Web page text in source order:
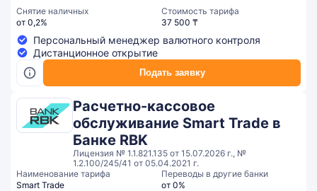
Снятие наличных
от 0,2%
Стоимость тарифа
37 500 ₸
Персональный менеджер валютного контроля
Дистанционное открытие
Подать заявку
Расчетно-кассовое
обслуживание Smart Trade в
Банке RBK
Лицензия № 1.1.821.135 от 15.07.2026 г., №
1.2.100/245/41 от 05.04.2021 г.
Наименование тарифа
Smart Trade
Переводы в другие банки
от 0%